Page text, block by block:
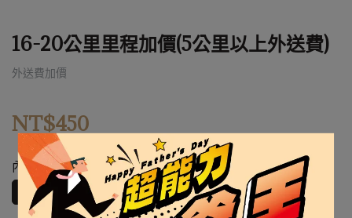
16-20公里里程加價(5公里以上外送費)
外送費加價
NT$450
內容
16-20公里里程加價